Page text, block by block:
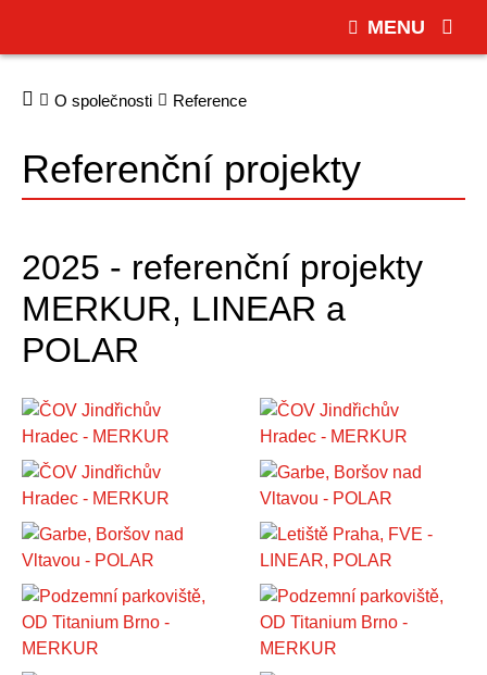
O společnosti Reference
Referenční projekty
2025 - referenční projekty
MERKUR, LINEAR a
POLAR
MENU